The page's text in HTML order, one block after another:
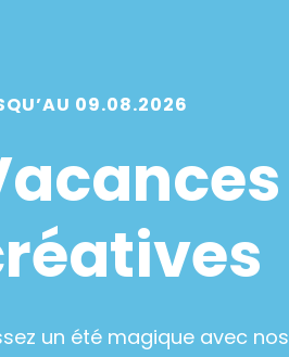
09.08.2026
un été magique avec nos